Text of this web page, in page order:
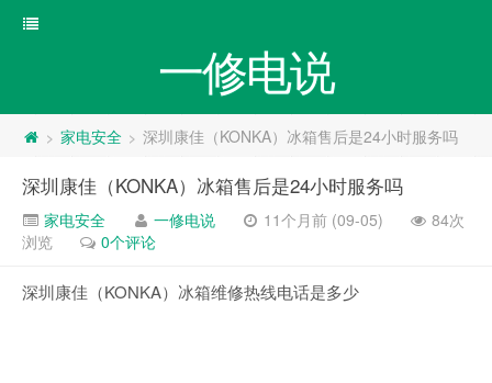
一修电说
> 家电安全 > 深圳康佳（KONKA）冰箱售后是24小时服务吗
深圳康佳（KONKA）冰箱售后是24小时服务吗
家电安全 一修电说 11个月前 (09-05)
84次
浏览
0个评论
深圳康佳（KONKA）冰箱维修热线电话是多少